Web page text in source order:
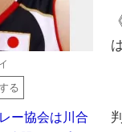
る
ー協会は川合